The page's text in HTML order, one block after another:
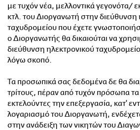
με τυχόν νέα, μελλοντικά γεγονότα/
κτλ. του Διοργανωτή στην διεύθυνση
ταχυδρομείου που έχετε
ο Διοργανωτής θα δικαιούται να
διεύθυνση ηλεκτρονικού
λόγω σκοπό.
Τα προσωπικά σας δεδομένα δε θα
τρίτους, πέραν από τυχόν πρόσωπα
εκτελούντες την επεξεργασία, κατ'
λογαριασμό του Διοργανωτή,
στην ανάδειξη των νικητών του